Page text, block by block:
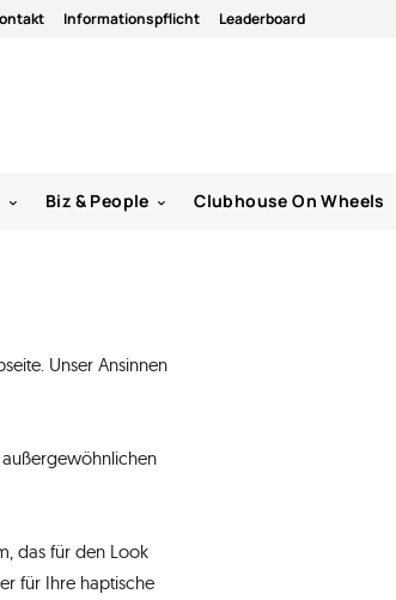
Informationspflicht Leaderboard
Biz & People Clubhouse On Wheels
Unser Ansinnen
das für den Look
für Ihre haptische